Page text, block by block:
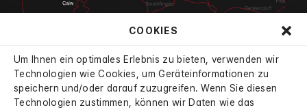
COOKIES
Um Ihnen ein optimales Erlebnis zu bieten, verwenden wir
Technologien wie Cookies, um Geräteinformationen zu
speichern und/oder darauf zuzugreifen. Wenn Sie diesen
Technologien zustimmen, können wir Daten wie das